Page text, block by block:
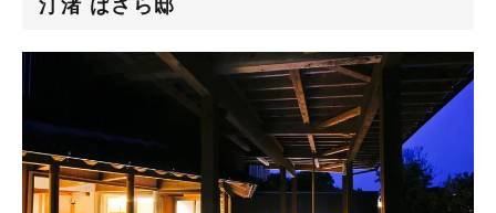
汀渚 ばさら邸